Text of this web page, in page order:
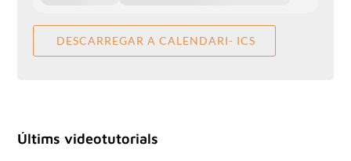
DESCARREGAR A CALENDARI- ICS
Últims videotutorials